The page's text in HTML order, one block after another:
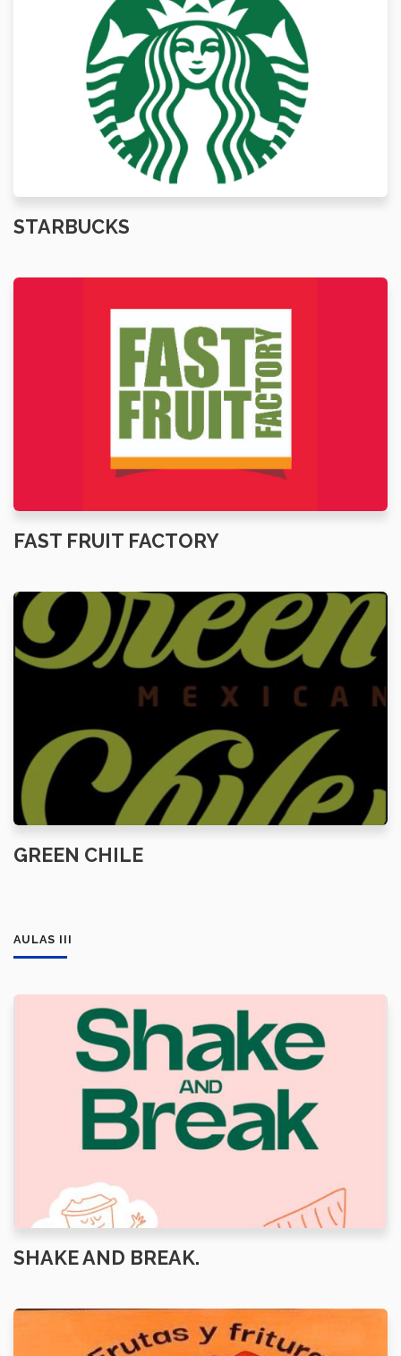
STARBUCKS
FAST FRUIT FACTORY
GREEN CHILE
AULAS III
SHAKE AND BREAK.